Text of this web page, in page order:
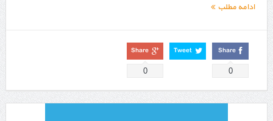
ادامه مطلب
Share
0
Tweet
Share
0